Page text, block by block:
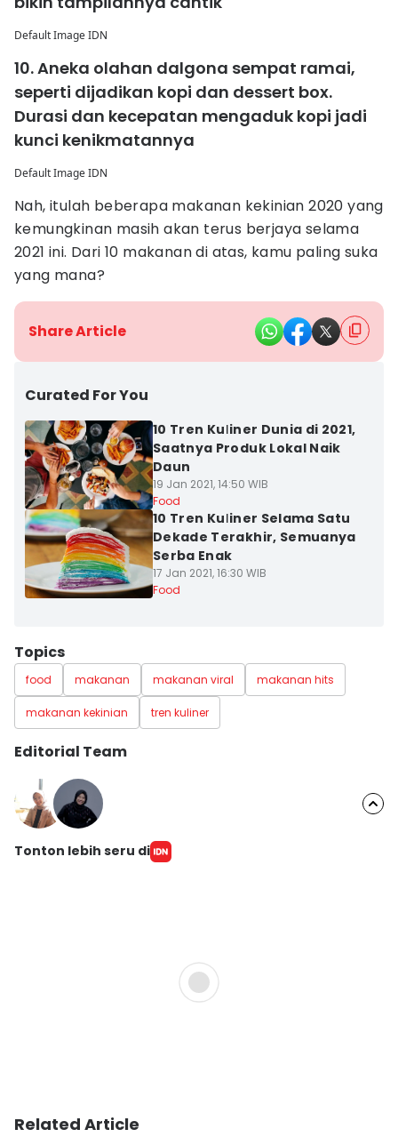
Default Image IDN
10. Aneka olahan dalgona sempat ramai,
seperti dijadikan kopi dan dessert box.
Durasi dan kecepatan mengaduk kopi jadi
kunci kenikmatannya
Default Image IDN
Nah, itulah beberapa makanan kekinian 2020 yang
kemungkinan masih akan terus berjaya selama
2021 ini. Dari 10 makanan di atas, kamu paling suka
yang mana?
Share Article
Curated For You
10 Tren Kuliner Dunia di 2021,
Saatnya Produk Lokal Naik
Daun
19 Jan 2021, 14:50 WIB
Food
10 Tren Kuliner Selama Satu
Dekade Terakhir, Semuanya
Serba Enak
17 Jan 2021, 16:30 WIB
Food
Topics
food makanan makanan viral makanan hits
makanan kekinian tren kuliner
Editorial Team
Tonton lebih seru di
Related Article